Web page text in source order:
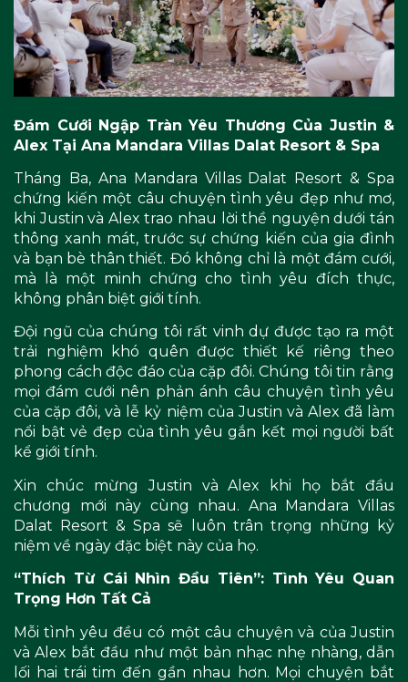
Đám Cưới Ngập Tràn Yêu Thương Của Justin &
Alex Tại Ana Mandara Villas Dalat Resort & Spa
Tháng Ba, Ana Mandara Villas Dalat Resort & Spa
chứng kiến một câu chuyện tình yêu đẹp như mơ,
khi Justin và Alex trao nhau lời thề nguyện dưới tán
thông xanh mát, trước sự chứng kiến của gia đình
và bạn bè thân thiết. Đó không chỉ là một đám cưới,
mà là một minh chứng cho tình yêu đích thực,
không phân biệt giới tính.
Đội ngũ của chúng tôi rất vinh dự được tạo ra một
trải nghiệm khó quên được thiết kế riêng theo
phong cách độc đáo của cặp đôi. Chúng tôi tin rằng
mọi đám cưới nên phản ánh câu chuyện tình yêu
của cặp đôi, và lễ kỷ niệm của Justin và Alex đã làm
nổi bật vẻ đẹp của tình yêu gắn kết mọi người bất
kể giới tính.
Xin chúc mừng Justin và Alex khi họ bắt đầu
chương mới này cùng nhau. Ana Mandara Villas
Dalat Resort & Spa sẽ luôn trân trọng những kỷ
niệm về ngày đặc biệt này của họ.
“Thích Từ Cái Nhìn Đầu Tiên”: Tình Yêu Quan
Trọng Hơn Tất Cả
Mỗi tình yêu đều có một câu chuyện và của Justin
và Alex bắt đầu như một bản nhạc nhẹ nhàng, dẫn
lối hai trái tim đến gần nhau hơn. Mọi chuyện bắt